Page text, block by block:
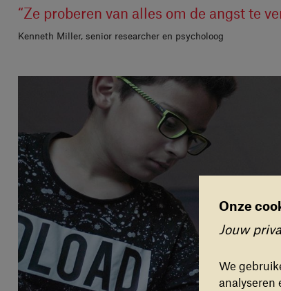
“Ze proberen van alles om de angst te
Kenneth Miller, senior researcher en psycholoog
Onze
Jouw
We
analyseren